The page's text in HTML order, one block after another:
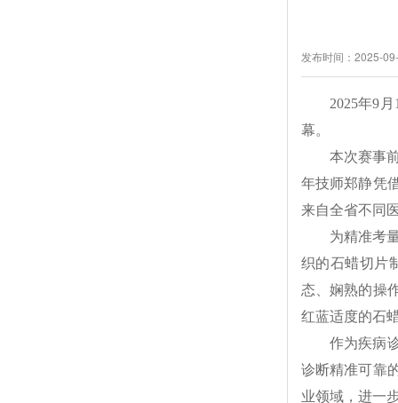
发布时间：2025-
2025年9
幕。
本次赛事
年技师郑静凭
来自全省不同
为精准考
织的石蜡切片
态、娴熟的操
红蓝适度的石
作为疾病
诊断精准可靠
业领域，进一